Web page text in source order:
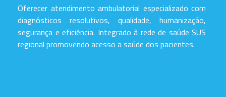
Oferecer atendimento ambulatorial especializado com
diagnósticos resolutivos, qualidade, humanização,
segurança e eficiência. Integrado à rede de saúde SUS
regional promovendo acesso a saúde dos pacientes.